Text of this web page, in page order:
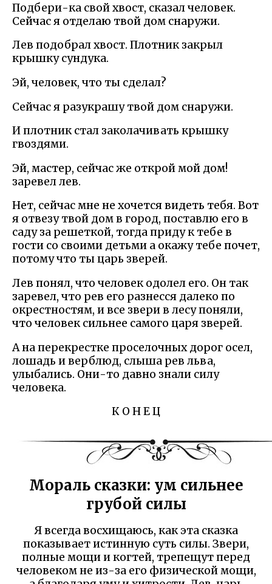
Подбери-ка свой хвост, сказал человек.
Сейчас я отделаю твой дом снаружи.
Лев подобрал хвост. Плотник закрыл
крышку сундука.
Эй, человек, что ты сделал?
Сейчас я разукрашу твой дом снаружи.
И плотник стал заколачивать крышку
гвоздями.
Эй, мастер, сейчас же открой мой дом!
заревел лев.
Нет, сейчас мне не хочется видеть тебя. Вот
я отвезу твой дом в город, поставлю его в
саду за решеткой, тогда приду к тебе в
гости со своими детьми а окажу тебе почет,
потому что ты царь зверей.
Лев понял, что человек одолел его. Он так
заревел, что рев его разнесся далеко по
окрестностям, и все звери в лесу поняли,
что человек сильнее самого царя зверей.
А на перекрестке проселочных дорог осел,
лошадь и верблюд, слыша рев льва,
улыбались. Они-то давно знали силу
человека.
К О Н Е Ц
Мораль сказки: ум сильнее
грубой силы
Я всегда восхищаюсь, как эта сказка
показывает истинную суть силы. Звери,
полные мощи и когтей, трепещут перед
человеком не из-за его физической мощи,